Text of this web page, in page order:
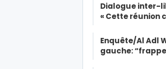
Dialogue inter-
« Cette réunion
Enquête/Al Adl
gauche: